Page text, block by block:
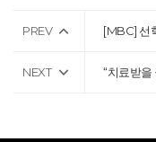
PREV [MBC] 선
NEXT